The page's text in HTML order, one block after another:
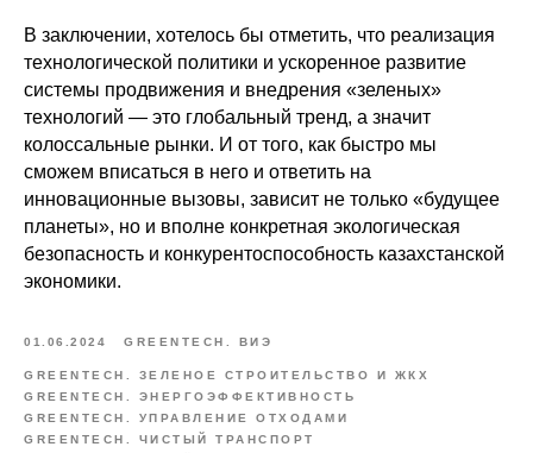
В заключении, хотелось бы отметить, что реализация
технологической политики и ускоренное развитие
системы продвижения и внедрения «зеленых»
технологий — это глобальный тренд, а значит
колоссальные рынки. И от того, как быстро мы
сможем вписаться в него и ответить на
инновационные вызовы, зависит не только «будущее
планеты», но и вполне конкретная экологическая
безопасность и конкурентоспособность казахстанской
экономики.
01.06.2024 GREENTECH. ВИЭ
GREENTECH. ЗЕЛЕНОЕ СТРОИТЕЛЬСТВО И ЖКХ
GREENTECH. ЭНЕРГОЭФФЕКТИВНОСТЬ
GREENTECH. УПРАВЛЕНИЕ ОТХОДАМИ
GREENTECH. ЧИСТЫЙ ТРАНСПОРТ